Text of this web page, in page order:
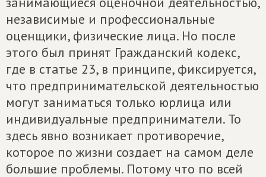
независимые и профессиональные
оценщики, физические лица. Но после
этого был принят Гражданский кодекс,
где в статье 23, в принципе, фиксируется,
что предпринимательской деятельностью
могут заниматься только юрлица или
индивидуальные предприниматели. То
здесь явно возникает противоречие,
которое по жизни создает на самом деле
большие проблемы. Потому что по всей